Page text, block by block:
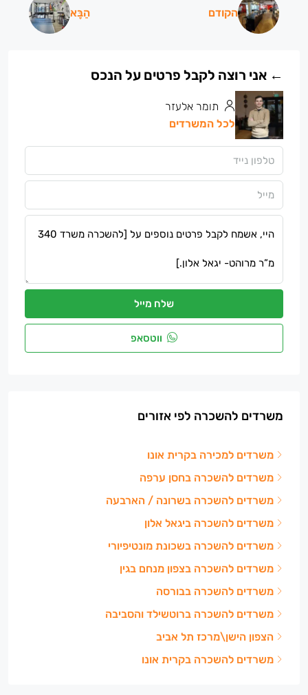
הקודם הַבָּא
תומר אלעזר
לכל המשרדים
שלח מייל
ווטסאפ
משרדים להשכרה לפי אזורים
משרדים למכירה בקרית אונו
משרדים להשכרה בחסן ערפה
משרדים להשכרה בשרונה / הארבעה
משרדים להשכרה ביגאל אלון
משרדים להשכרה בשכונת מונטיפיורי
משרדים להשכרה בצפון מנחם בגין
משרדים להשכרה בבורסה
משרדים להשכרה ברוטשילד והסביבה
הצפון הישן\מרכז תל אביב
משרדים להשכרה בקרית אונו